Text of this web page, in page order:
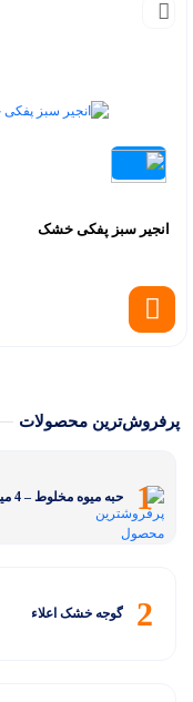
انجیر سبز پفکی خشک
پرفروش‌ترین محصولات
1 حبه میوه مخلوط – 4 میوه خالص
2 گوجه خشک اعلاء